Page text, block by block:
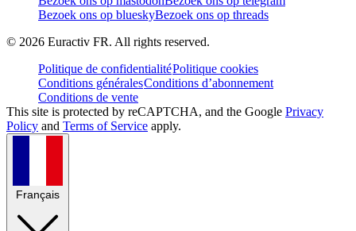
Bezoek ons op blueskyBezoek ons op threads
© 2026 Euractiv FR. All rights reserved.
Politique de confidentialitéPolitique cookies
Conditions généralesConditions d’abonnement
Conditions de vente
This site is protected by reCAPTCHA, and the Google Privacy
Policy and Terms of Service apply.
Français